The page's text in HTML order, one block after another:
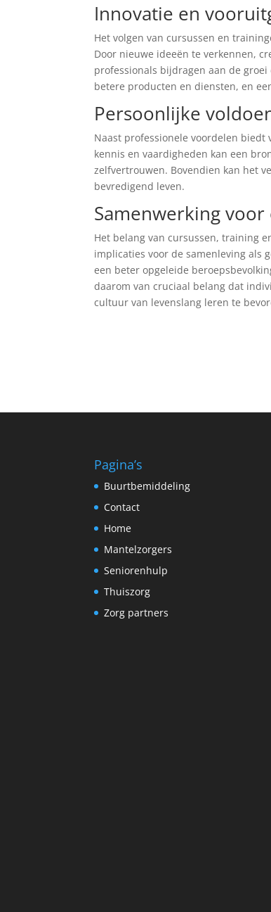
Innovatie en
Het volgen van cursussen en
Door nieuwe ideeën te verkennen,
professionals bijdragen aan de
betere producten en diensten, en
Persoonlijke
Naast professionele voordelen
kennis en vaardigheden kan een
zelfvertrouwen. Bovendien kan het
bevredigend leven.
Samenwerking
Het belang van cursussen, training
implicaties voor de samenleving als
een beter opgeleide
daarom van cruciaal belang dat
cultuur van levenslang leren te
Pagina’s
Buurtbemiddeling
Contact
Home
Mantelzorgers
Seniorenhulp
Thuiszorg
Zorg partners